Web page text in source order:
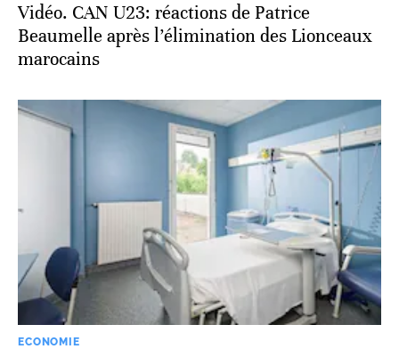
Vidéo. CAN U23: réactions de Patrice
Beaumelle après l’élimination des Lionceaux
marocains
ECONOMIE